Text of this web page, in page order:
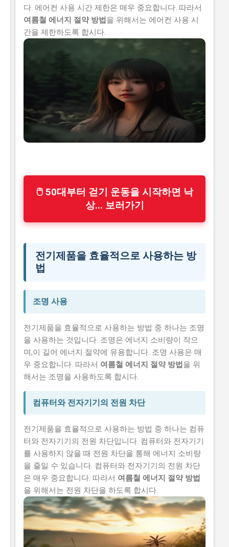
다. 에어컨 사용 시간 제한은 매우 중요합니다. 따라서
여름철 에너지 절약 방법 을 위해서는 에어컨 사용 시
간을 제한하도록 합시다.
🖱 50대부터 걷기 운동을 시작하면 낙
상... 보러가기
전기제품을 효율적으로 사용하는 방
법
조명 사용
전기제품을 효율적으로 사용하는 방법 중 하나는 조명
을 사용하는 것입니다. 조명은 에너지 소비량이 작으
며,이 길어 에너지 절약에 유용합니다. 조명 사용은 매
우 중요합니다. 따라서 여름철 에너지 절약 방법 을 위
해서는 조명을 사용하도록 합시다.
컴퓨터와 전자기기의 전원 차단
전기제품을 효율적으로 사용하는 방법 중 하나는 컴퓨
터와 전자기기의 전원 차단입니다. 컴퓨터와 전자기기
를 사용하지 않을 때 전원 차단을 통해 에너지 소비량
을 줄일 수 있습니다. 컴퓨터와 전자기기의 전원 차단
은 매우 중요합니다. 따라서 여름철 에너지 절약 방법
을 위해서는 전원 차단을 하도록 합시다.